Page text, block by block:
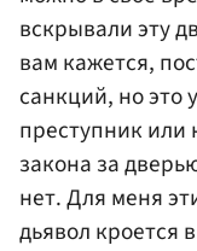
вскрывали эту
вам кажется,
санкций, но
преступник или
закона за
нет. Для меня
дьявол кроется